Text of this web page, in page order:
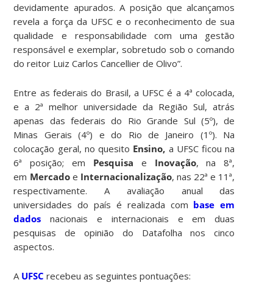
devidamente apurados. A posição que alcançamos
revela a força da UFSC e o reconhecimento de sua
qualidade e responsabilidade com uma gestão
responsável e exemplar, sobretudo sob o comando
do reitor Luiz Carlos Cancellier de Olivo”.
Entre as federais do Brasil, a UFSC é a 4ª colocada,
e a 2ª melhor universidade da Região Sul, atrás
apenas das federais do Rio Grande Sul (5º), de
Minas Gerais (4º) e do Rio de Janeiro (1º). Na
colocação geral, no quesito Ensino, a UFSC ficou na
6ª posição; em Pesquisa e Inovação, na 8ª,
em Mercadoe Internacionalização, nas 22ª e 11ª,
respectivamente. A avaliação anual das
universidades do país é realizada com base em
dados nacionais e internacionais e em duas
pesquisas de opinião do Datafolha nos cinco
aspectos.
A UFSC recebeu as seguintes pontuações: